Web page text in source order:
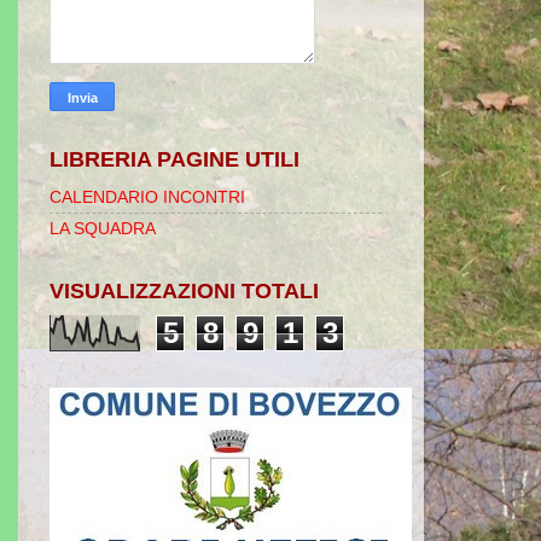
LIBRERIA PAGINE UTILI
CALENDARIO INCONTRI
LA SQUADRA
VISUALIZZAZIONI TOTALI
5 8 9 1 3